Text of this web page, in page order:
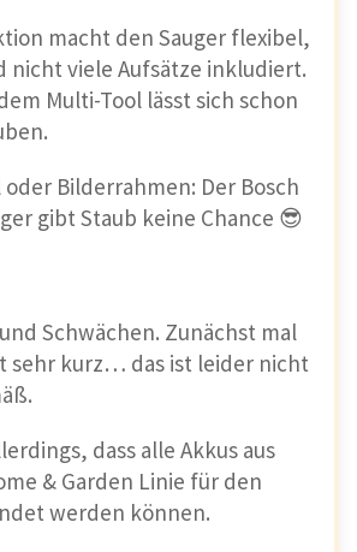
macht den Sauger flexibel,
nicht viele Aufsätze inkludiert.
Multi-Tool lässt sich schon
oder Bilderrahmen: Der Bosch
gibt Staub keine Chance 😎
Schwächen. Zunächst mal
sehr kurz… das ist leider nicht
dass alle Akkus aus
& Garden Linie für den
werden können.